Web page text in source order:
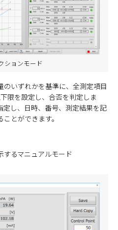
ションモード
のいずれかを基準に、全測定項目
限を設定し、合否を判定しま
定し、日時、番号、測定結果を記
とができます。
するマニュアルモード